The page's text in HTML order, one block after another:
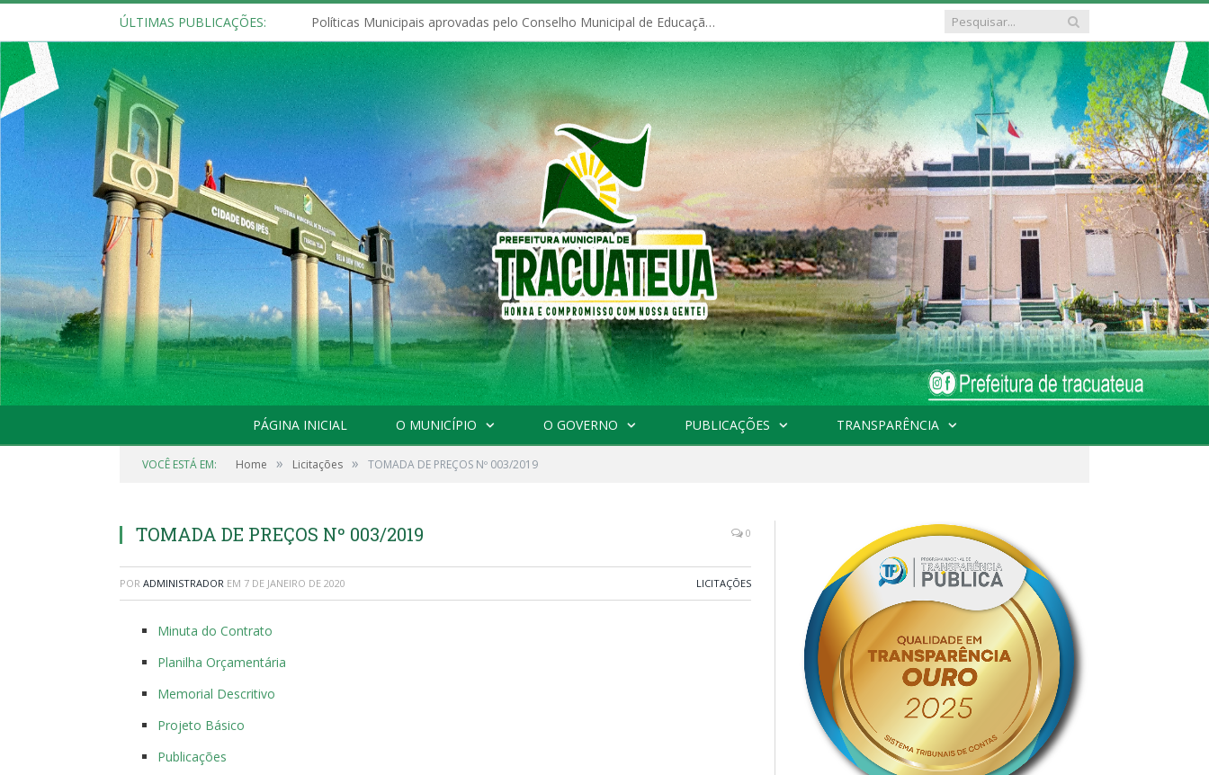
ÚLTIMAS PUBLICAÇÕES: Políticas Municipais aprovadas pelo Conselho Municipal de Educação (CME)
PÁGINA INICIAL O MUNICÍPIO O GOVERNO PUBLICAÇÕES TRANSPARÊNCIA
VOCÊ ESTÁ EM: Home » Licitações » TOMADA DE PREÇOS Nº 003/2019
TOMADA DE PREÇOS Nº 003/2019 0
POR ADMINISTRADOR EM 7 DE JANEIRO DE 2020 LICITAÇÕES
Minuta do Contrato
Planilha Orçamentária
Memorial Descritivo
Projeto Básico
Publicações